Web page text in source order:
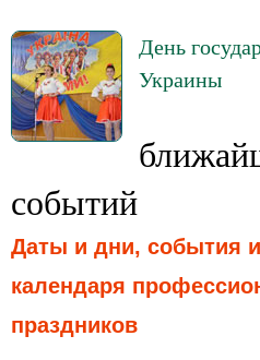
День
Украины
событий
Даты и дни, события
календаря
праздников